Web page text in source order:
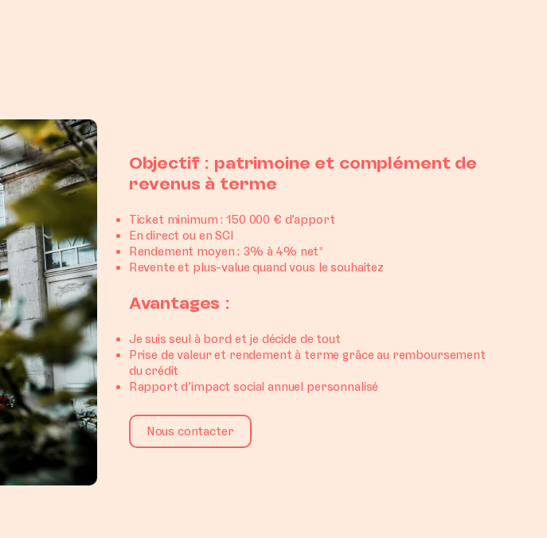
Objectif : patrimoine et complément de
revenus à terme
Ticket minimum : 150 000 € d’apport
En direct ou en SCI
Rendement moyen : 3% à 4% net*
Revente et plus-value quand vous le souhaitez
Avantages :
Je suis seul à bord et je décide de tout
Prise de valeur et rendement à terme grâce au remboursement
du crédit
Rapport d’impact social annuel personnalisé
Nous contacter